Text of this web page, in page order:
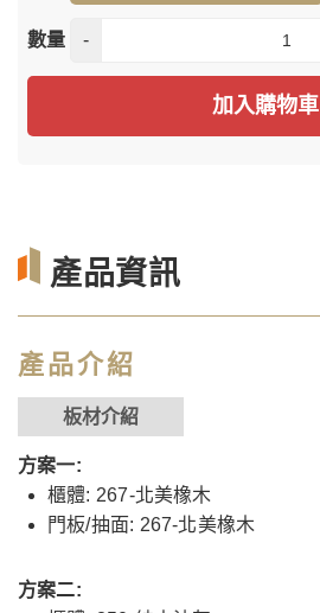
數量 -
加入購物車
產品資訊
產品介紹
板材介紹
方案一:
櫃體: 267-北美橡木
門板/抽面: 267-北美橡木
方案二: